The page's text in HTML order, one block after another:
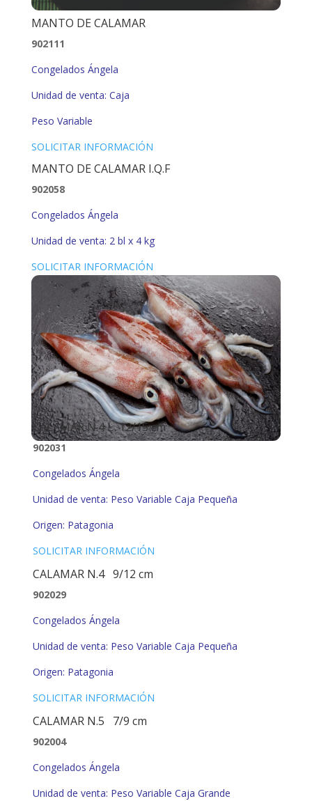
MANTO DE CALAMAR
902111
Congelados Ángela
Unidad de venta: Caja
Peso Variable
SOLICITAR INFORMACIÓN
MANTO DE CALAMAR I.Q.F
902058
Congelados Ángela
Unidad de venta: 2 bl x 4 kg
SOLICITAR INFORMACIÓN
CALAMAR N.4 L 12/15 cm
902031
Congelados Ángela
Unidad de venta: Peso Variable Caja Pequeña
Origen: Patagonia
SOLICITAR INFORMACIÓN
CALAMAR N.4 9/12 cm
902029
Congelados Ángela
Unidad de venta: Peso Variable Caja Pequeña
Origen: Patagonia
SOLICITAR INFORMACIÓN
CALAMAR N.5 7/9 cm
902004
Congelados Ángela
Unidad de venta: Peso Variable Caja Grande